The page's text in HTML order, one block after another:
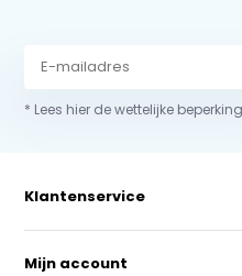
* Lees hier de wettelijke
Klantenservice
Mijn account